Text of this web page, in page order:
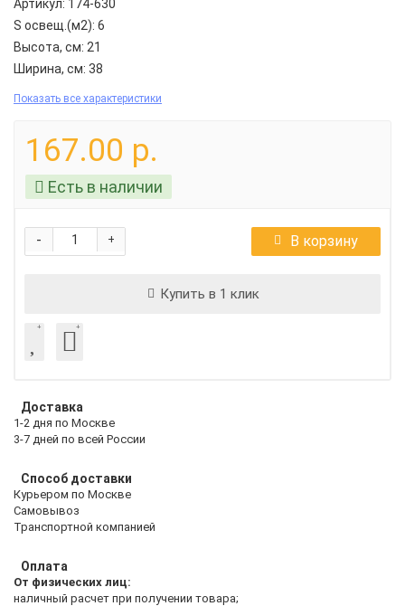
Артикул: 174-630
S освещ.(м2): 6
Высота, см: 21
Ширина, см: 38
Показать все характеристики
167.00 р.
Есть в наличии
+
- В корзину
Купить в 1 клик
Доставка
1-2 дня по Москве
3-7 дней по всей России
Способ доставки
Курьером по Москве
Самовывоз
Транспортной компанией
Оплата
От физических лиц:
наличный расчет при получении товара;